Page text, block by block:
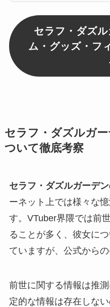
セラフ・ダズ
ム・グッズ・フ
セラフ・ダズルガ
ついて徹底考察
セラフ・ダズルガーデ
ーネット上では様々な
す。VTuber界隈では前
ることが多く、彼女に
ていますが、公式からの
前世に関する情報は推
定的な情報は存在しな